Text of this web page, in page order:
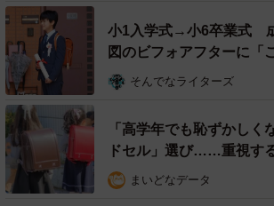
き、5万円未満に抑えた家庭も一定数いま
また、リュックやお下がり、自治体など
円以上の商品を選ぶ家庭も4.3%いました。
▽5万円未満：30.7% 型落ち・早割など
「5万円未満」のランドセルを選んだ家庭
小1入学式→小6卒業式
図のビフォアフターに「
そんでなライターズ
「高学年でも恥ずかし
ドセル」選び……重視す
まいどなデータ